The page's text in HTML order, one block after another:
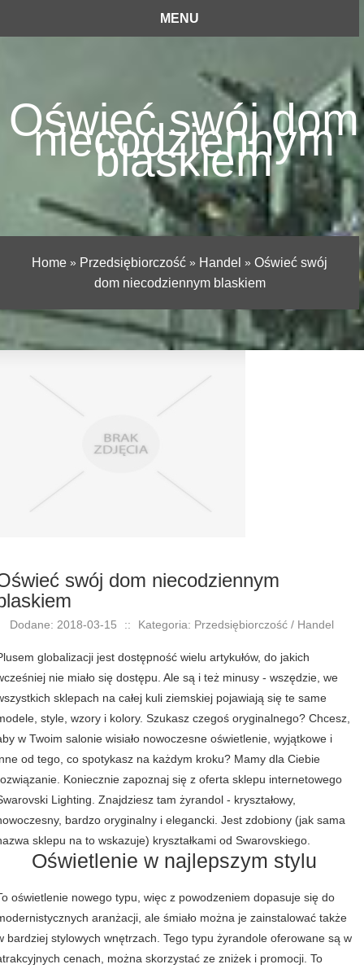
MENU
Oświeć swój dom
niecodziennym
blaskiem
Home » Przedsiębiorczość » Handel » Oświeć swój
dom niecodziennym blaskiem
swój dom niecodziennym
Dodane: 2018-03-15 :: Kategoria: Przedsiębiorczość / Handel
globalizacji jest dostępność wielu artykułów, do jakich
nie miało się dostępu. Ale są i też minusy - wszędzie, we
sklepach na całej kuli ziemskiej pojawiają się te same
style, wzory i kolory. Szukasz czegoś oryginalnego? Chcesz,
w Twoim salonie wisiało nowoczesne oświetlenie, wyjątkowe i
od tego, co spotykasz na każdym kroku? Mamy dla Ciebie
Koniecznie zapoznaj się z oferta sklepu internetowego
Lighting. Znajdziesz tam żyrandol - kryształowy,
bardzo oryginalny i elegancki. Jest zdobiony (jak sama
sklepu na to wskazuje) kryształkami od Swarovskiego.
Oświetlenie w najlepszym stylu
oświetlenie nowego typu, więc z powodzeniem dopasuje się do
aranżacji, ale śmiało można je zainstalować także
bardziej stylowych wnętrzach. Tego typu żyrandole oferowane są w
cenach, można skorzystać ze zniżek i promocji. To